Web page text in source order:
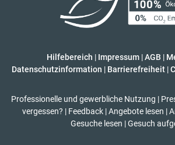
Hilfebereich | Impressum |AGB |
Datenschutzinformation | Barrierefreiheit |
Professionelle und gewerbliche Nutzung |
vergessen? | Feedback | Angebote lesen |
Gesuche lesen | Gesuch